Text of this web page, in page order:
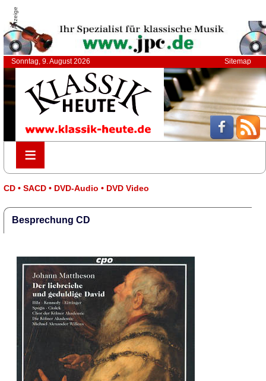
Anzeige
Sonntag, 9. August 2026 Sitemap
≡
≡
CD • SACD • DVD-Audio • DVD Video
Besprechung CD